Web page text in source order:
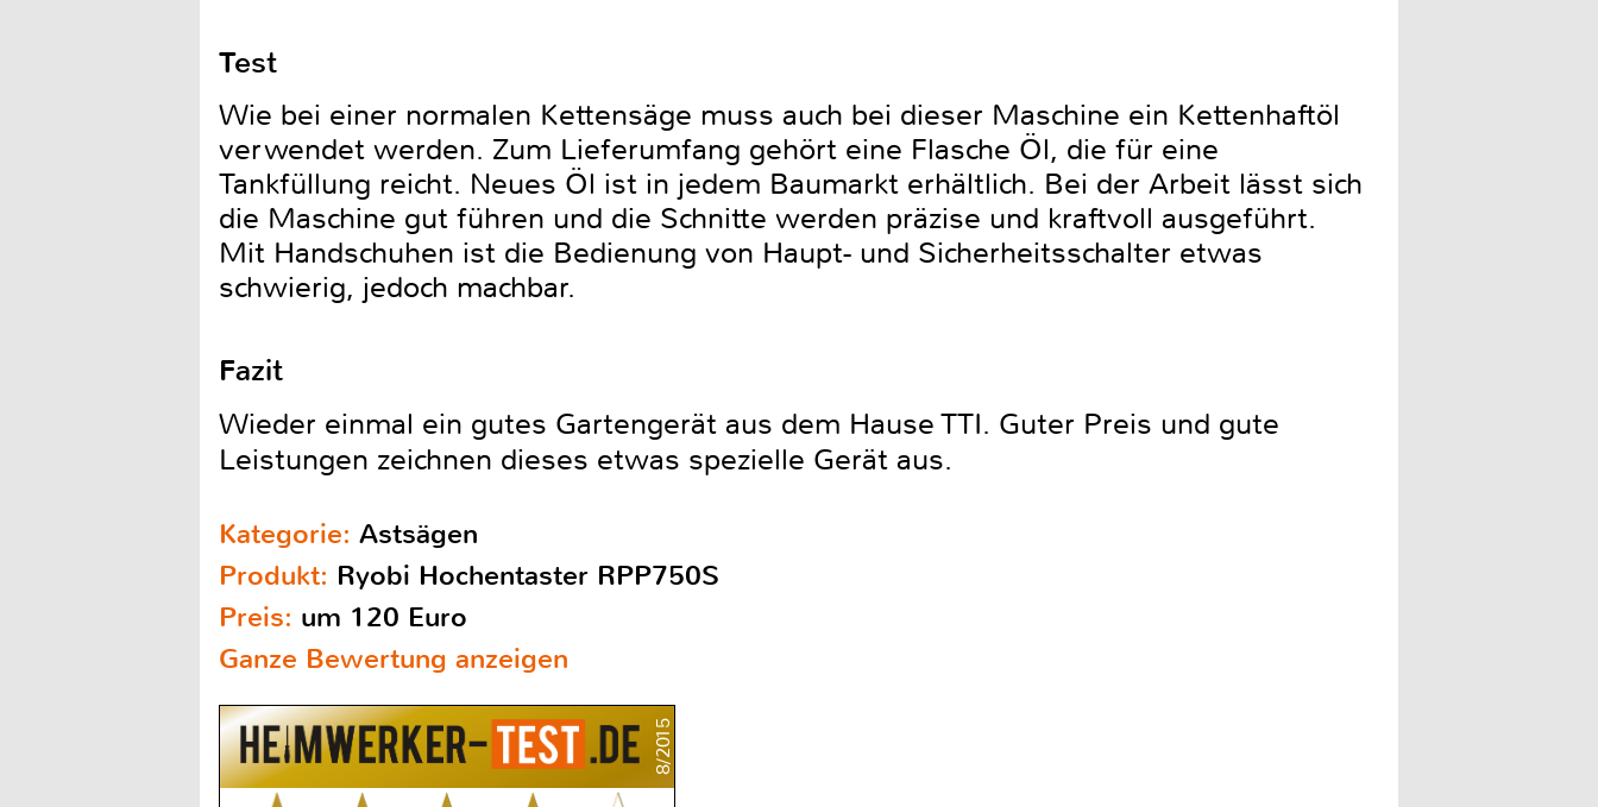
Test
Wie bei einer normalen Kettensäge muss auch bei dieser Maschine ein Kettenhaftöl
verwendet werden. Zum Lieferumfang gehört eine Flasche Öl, die für eine
Tankfüllung reicht. Neues Öl ist in jedem Baumarkt erhältlich. Bei der Arbeit lässt sich
die Maschine gut führen und die Schnitte werden präzise und kraftvoll ausgeführt.
Mit Handschuhen ist die Bedienung von Haupt- und Sicherheitsschalter etwas
schwierig, jedoch machbar.
Fazit
Wieder einmal ein gutes Gartengerät aus dem Hause TTI. Guter Preis und gute
Leistungen zeichnen dieses etwas spezielle Gerät aus.
Kategorie: Astsägen
Produkt: Ryobi Hochentaster RPP750S
Preis: um 120 Euro
Ganze Bewertung anzeigen
8/2015